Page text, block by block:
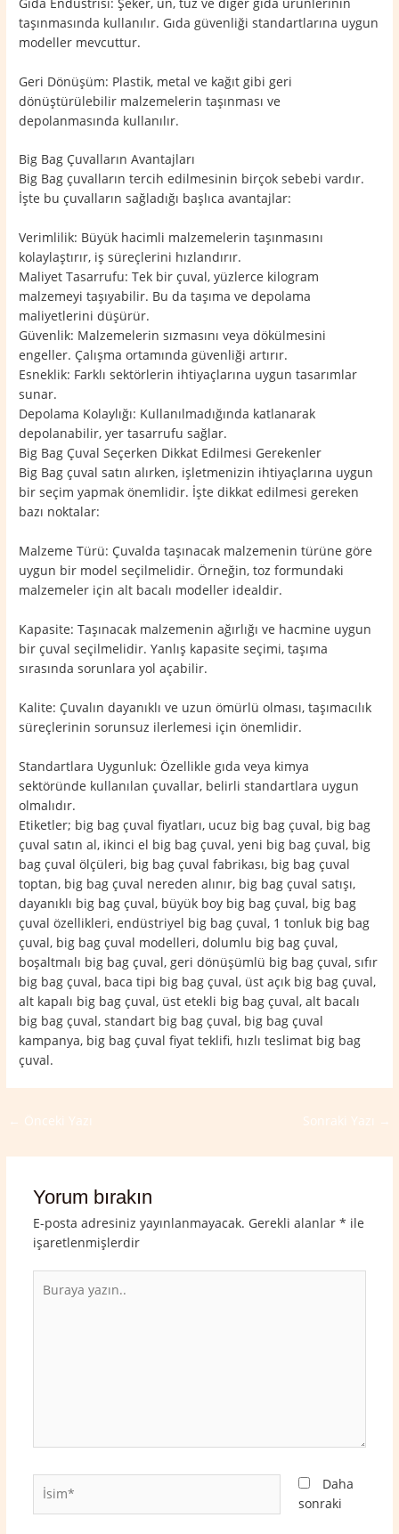
taşınmasında kullanılır. Gıda güvenliği standartlarına uygun
modeller mevcuttur.
Geri Dönüşüm: Plastik, metal ve kağıt gibi geri
dönüştürülebilir malzemelerin taşınması ve
depolanmasında kullanılır.
Big Bag Çuvalların Avantajları
Big Bag çuvalların tercih edilmesinin birçok sebebi vardır.
İşte bu çuvalların sağladığı başlıca avantajlar:
Verimlilik: Büyük hacimli malzemelerin taşınmasını
kolaylaştırır, iş süreçlerini hızlandırır.
Maliyet Tasarrufu: Tek bir çuval, yüzlerce kilogram
malzemeyi taşıyabilir. Bu da taşıma ve depolama
maliyetlerini düşürür.
Güvenlik: Malzemelerin sızmasını veya dökülmesini
engeller. Çalışma ortamında güvenliği artırır.
Esneklik: Farklı sektörlerin ihtiyaçlarına uygun tasarımlar
sunar.
Depolama Kolaylığı: Kullanılmadığında katlanarak
depolanabilir, yer tasarrufu sağlar.
Big Bag Çuval Seçerken Dikkat Edilmesi Gerekenler
Big Bag çuval satın alırken, işletmenizin ihtiyaçlarına uygun
bir seçim yapmak önemlidir. İşte dikkat edilmesi gereken
bazı noktalar:
Malzeme Türü: Çuvalda taşınacak malzemenin türüne göre
uygun bir model seçilmelidir. Örneğin, toz formundaki
malzemeler için alt bacalı modeller idealdir.
Kapasite: Taşınacak malzemenin ağırlığı ve hacmine uygun
bir çuval seçilmelidir. Yanlış kapasite seçimi, taşıma
sırasında sorunlara yol açabilir.
Kalite: Çuvalın dayanıklı ve uzun ömürlü olması, taşımacılık
süreçlerinin sorunsuz ilerlemesi için önemlidir.
Standartlara Uygunluk: Özellikle gıda veya kimya
sektöründe kullanılan çuvallar, belirli standartlara uygun
olmalıdır.
Etiketler; big bag çuval fiyatları, ucuz big bag çuval, big bag
çuval satın al, ikinci el big bag çuval, yeni big bag çuval, big
bag çuval ölçüleri, big bag çuval fabrikası, big bag çuval
toptan, big bag çuval nereden alınır, big bag çuval satışı,
dayanıklı big bag çuval, büyük boy big bag çuval, big bag
çuval özellikleri, endüstriyel big bag çuval, 1 tonluk big bag
çuval, big bag çuval modelleri, dolumlu big bag çuval,
boşaltmalı big bag çuval, geri dönüşümlü big bag çuval, sıfır
big bag çuval, baca tipi big bag çuval, üst açık big bag çuval,
alt kapalı big bag çuval, üst etekli big bag çuval, alt bacalı
big bag çuval, standart big bag çuval, big bag çuval
kampanya, big bag çuval fiyat teklifi, hızlı teslimat big bag
çuval.
← Önceki Yazı Sonraki Yazı →
Yorum bırakın
E-posta adresiniz yayınlanmayacak. Gerekli alanlar * ile
işaretlenmişlerdir
yazın..
İsim*
Daha
sonraki